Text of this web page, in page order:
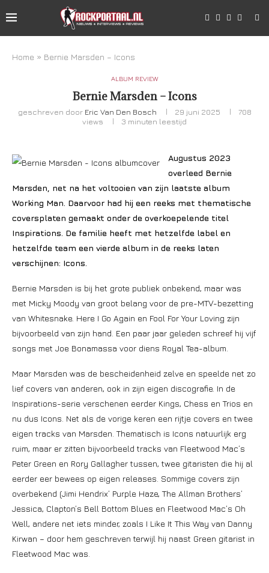
Home » Bernie Marsden – Icons
ALBUM REVIEW
Bernie Marsden – Icons
geschreven door Eric Van Den Bosch 29 juni 2025
708
views
3 minuten leestijd
Augustus 2023
overleed Bernie
Marsden, net na het voltooien van zijn laatste album
Working Man. Daarvoor had hij een reeks met thematische
coversplaten gemaakt onder de overkoepelende titel
Inspirations. De familie heeft met hetzelfde label en
hetzelfde team een vierde album in de reeks laten
verschijnen: Icons.
Bernie Marsden is bij het grote publiek onbekend, maar was
met Micky Moody van groot belang voor de pre-MTV-bezetting
van Whitesnake. Here I Go Again en Fool For Your Loving zijn
bijvoorbeeld van zijn hand. Een paar jaar geleden schreef hij vijf
songs met Joe Bonamassa voor diens Royal Tea-album.
Maar Marsden was de bescheidenheid zelve en speelde net zo
lief covers van anderen, ook in zijn eigen discografie. In de
Inspirations-serie verschenen eerder Kings, Chess en Trios en
nu dus Icons. Net als de vorige keren een rijtje covers en twee
eigen tracks van Marsden. Thematisch is Icons natuurlijk erg
ruim, maar er zitten bijvoorbeeld tracks van Fleetwood Mac’s
Peter Green en Rory Gallagher tussen, twee gitaristen die hij al
eerder eer bewees op eigen releases. Sommige covers zijn
overbekend (Jimi Hendrix’ Purple Haze, The Allman Brothers’
Jessica, Clapton’s Bell Bottom Blues en Fleetwood Mac’s Oh
Well, andere net iets minder, zoals I Like It This Way van Danny
Kirwan – door hem geschreven terwijl hij naast Green gitarist in
Fleetwood Mac was.